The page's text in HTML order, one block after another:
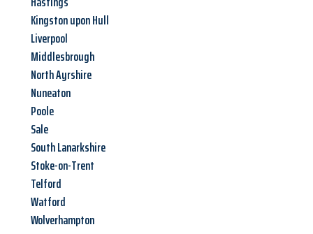
Kingston upon Hull
Liverpool
Middlesbrough
North Ayrshire
Nuneaton
Poole
Sale
South Lanarkshire
Stoke-on-Trent
Telford
Watford
Wolverhampton